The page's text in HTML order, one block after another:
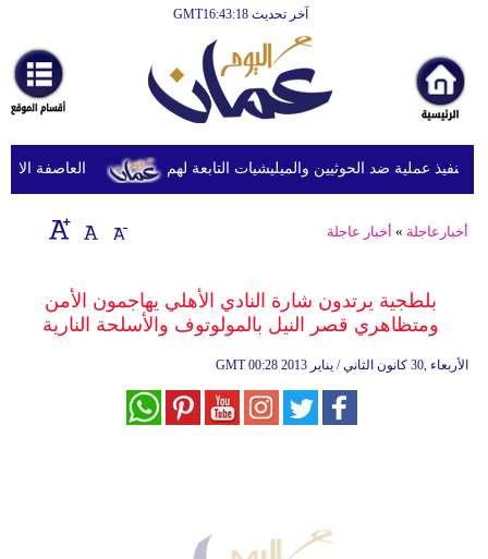
آخر تحديث GMT16:43:18
أخبارعاجلة
رياضة
ثقافة
إقتصاد
وموسيقى
العاصفة عملية ضد الحوثيين والميليشيات التابعة لهم
أخبارعاجلة » أخبار عاجلة
بلطجية يرتدون شارة النادي الأهلي يهاجمون الأمن
ومتظاهري قصر النيل بالمولوتوف والأسلحة النارية
GMT 00:28 2013 الأربعاء ,30 كانون الثاني / يناير